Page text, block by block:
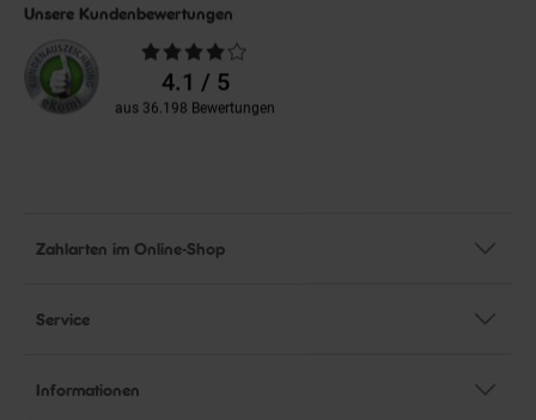
Unsere Kundenbewertungen
Durchschnittliche
Bewertungen4.1 / 5
aus 36.198 Bewertungen
Zahlarten im Online-Shop
Service
Informationen